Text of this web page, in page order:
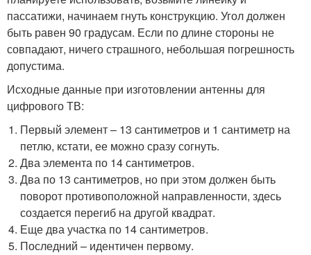
пассатижи, начинаем гнуть конструкцию. Угол должен
быть равен 90 градусам. Если по длине стороны не
совпадают, ничего страшного, небольшая погрешность
допустима.
Исходные данные при изготовлении антенны для
цифрового ТВ:
Первый элемент – 13 сантиметров и 1 сантиметр на
петлю, кстати, ее можно сразу согнуть.
Два элемента по 14 сантиметров.
Два по 13 сантиметров, но при этом должен быть
поворот противоположной направленности, здесь
создается перегиб на другой квадрат.
Еще два участка по 14 сантиметров.
Последний – идентичен первому.